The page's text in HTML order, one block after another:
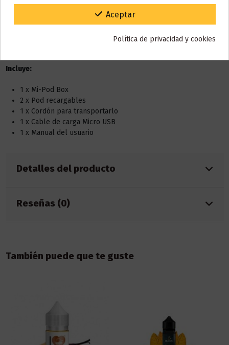
Batería interna de 950Mah
Depósito de 2ml
Posibilidad de cartuchos desechables y recargables
Incluye:
1 x Mi-Pod Box
2 x Pod recargables
1 x Cordón para transportarlo
1 x Cable de carga Micro USB
1 x Manual del usuario
Detalles del producto
Reseñas (0)
También puede que te guste
Gracias por tu paciencia y por seguir confiando en nosotros.
Aceptar
Política de privacidad y cookies